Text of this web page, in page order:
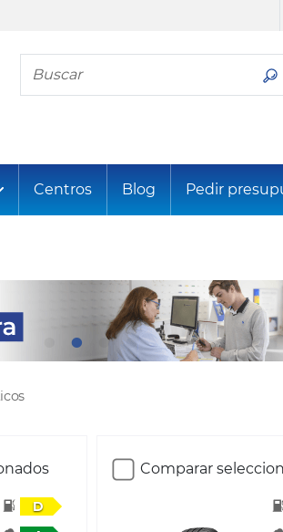
Busca tu neumático
Centros Blog Pedir
D
Comparar